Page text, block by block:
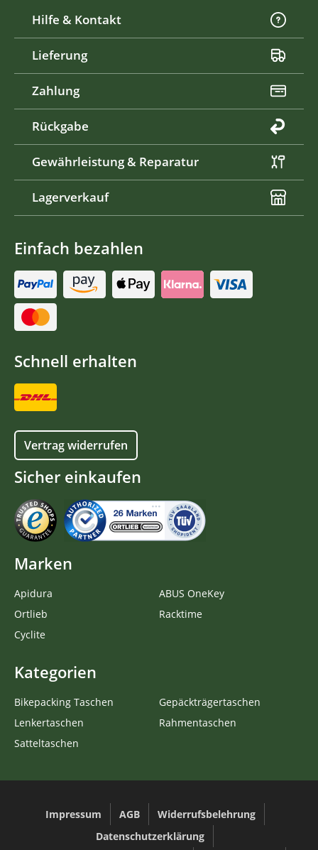
Hilfe & Kontakt
Lieferung
Zahlung
Rückgabe
Gewährleistung & Reparatur
Lagerverkauf
Einfach bezahlen
Schnell erhalten
Vertrag widerrufen
Sicher einkaufen
Marken
Apidura
Ortlieb
Cyclite
ABUS OneKey
Racktime
Kategorien
Bikepacking Taschen
Lenkertaschen
Satteltaschen
Gepäckträgertaschen
Rahmentaschen
Impressum AGB
Widerrufsbelehrung
Datenschutzerklärung